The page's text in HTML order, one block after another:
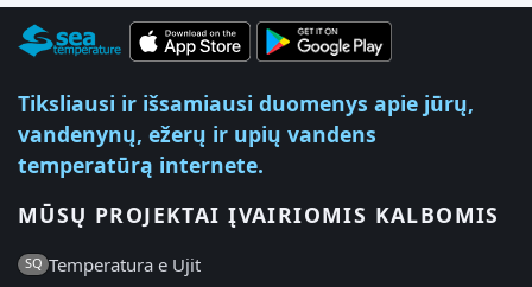
Tiksliausi ir išsamiausi duomenys apie jūrų,
vandenynų, ežerų ir upių vandens
temperatūrą internete.
MŪSŲ PROJEKTAI ĮVAIRIOMIS KALBOMIS
SQ Temperatura e Ujit